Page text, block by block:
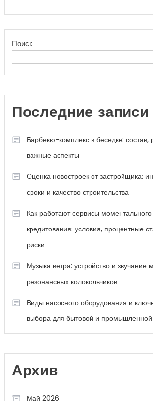
Поиск
Последние записи
Барбекю-комплекс в беседке: состав,
важные аспекты
Оценка новостроек от застройщика:
сроки и качество строительства
Как работают сервисы
кредитования: условия, процентные
риски
Музыка ветра: устройство и звучание
резонансных колокольчиков
Виды насосного оборудования и
выбора для бытовой и промышленной
Архив
Май 2026